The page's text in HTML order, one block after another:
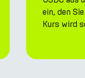
ein, den
Kurs wird